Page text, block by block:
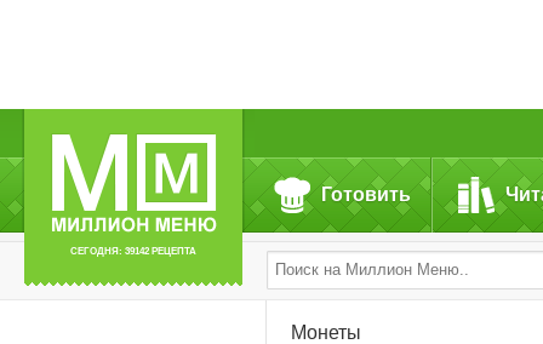
СЕГОДНЯ: 39142 РЕЦЕПТА
Готовить
Монеты